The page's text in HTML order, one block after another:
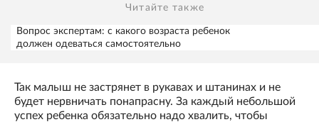
Читайте также
Вопрос экспертам: с какого возраста ребенок
должен одеваться самостоятельно
Так малыш не застрянет в рукавах и штанинах и не
будет нервничать понапрасну. За каждый небольшой
успех ребенка обязательно надо хвалить, чтобы